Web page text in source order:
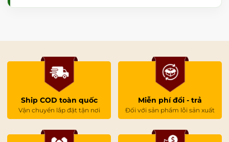
Ship COD toàn quốc
Vận chuyển lắp đặt tận nơi
Miễn phí đổi - trả
Đối với sản phẩm lỗi sản xuất